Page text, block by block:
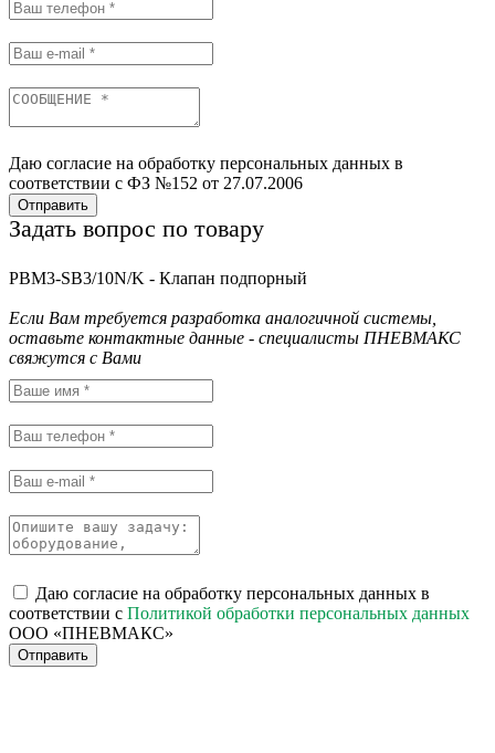
Даю согласие на обработку персональных данных в
соответствии с ФЗ №152 от 27.07.2006
Отправить
Задать вопрос по товару
PBM3-SB3/10N/K - Клапан подпорный
Если Вам требуется разработка аналогичной системы,
оставьте контактные данные - специалисты ПНЕВМАКС
свяжутся с Вами
Даю согласие на обработку персональных данных в
соответствии с Политикой обработки персональных данных
ООО «ПНЕВМАКС»
Отправить